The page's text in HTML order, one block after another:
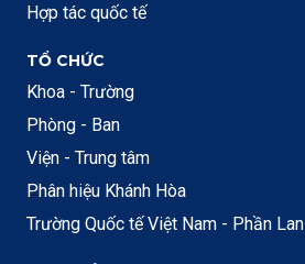
Hợp tác quốc tế
TỔ CHỨC
Khoa - Trường
Phòng - Ban
Viện - Trung tâm
Phân hiệu Khánh Hòa
Trường Quốc tế Việt Nam - Phần Lan